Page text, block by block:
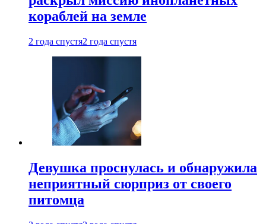
кораблей на земле
2 года спустя2 года спустя
Девушка проснулась и обнаружила
неприятный сюрприз от своего
питомца